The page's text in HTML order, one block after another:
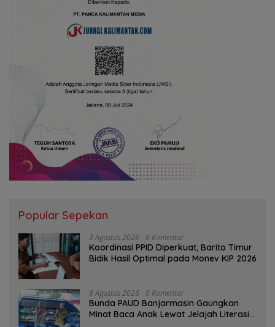
Popular Sepekan
3 Agustus 2026 0 Komentar
Koordinasi PPID Diperkuat, Barito Timur
Bidik Hasil Optimal pada Monev KIP 2026
8 Agustus 2026 0 Komentar
Bunda PAUD Banjarmasin Gaungkan
Minat Baca Anak Lewat Jelajah Literasi